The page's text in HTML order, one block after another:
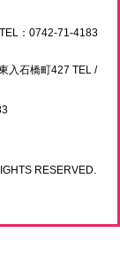
：0742-71-4183
入石橋町427 TEL /
RESERVED.